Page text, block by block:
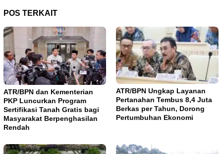
POS TERKAIT
ATR/BPN dan Kementerian
PKP Luncurkan Program
Sertifikasi Tanah Gratis bagi
Masyarakat Berpenghasilan
Rendah
ATR/BPN Ungkap Layanan
Pertanahan Tembus 8,4 Juta
Berkas per Tahun, Dorong
Pertumbuhan Ekonomi